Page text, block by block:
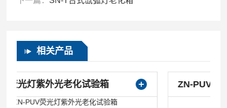
相关产品
ZN-PUV紫外线加速老化试验箱